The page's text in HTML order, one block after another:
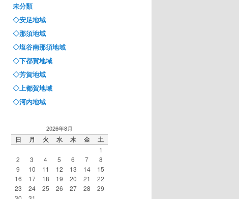
未分類
◇安足地域
◇那須地域
◇塩谷南那須地域
◇下都賀地域
◇芳賀地域
◇上都賀地域
◇河内地域
2026年8月
日 月 火 水 木 金 土
1
2
3 4 5 6 7
8
9
10 11 12 13 14
15
16
17 18 19 20 21
22
23
24 25 26 27 28
29